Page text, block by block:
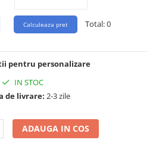
Total:0
pentru personalizare
IN STOC
de livrare: 2-3 zile
ADAUGA IN COS